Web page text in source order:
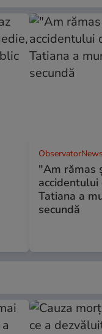
"Am rămas
accidentului
Tatiana a
secundă